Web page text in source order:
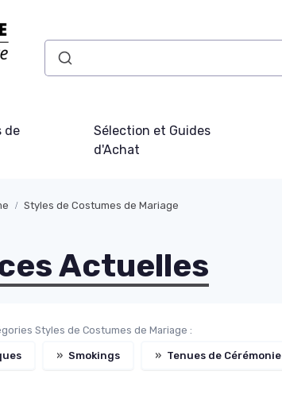
de
Sélection et Guides
d'Achat
Styles de Costumes de Mariage
Actuelles
Styles de Costumes de Mariage :
» Smokings » Tenues de Cérémonie